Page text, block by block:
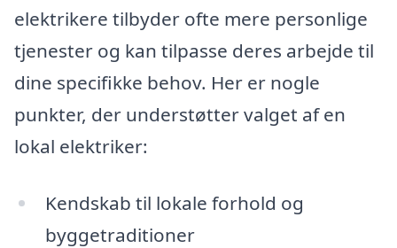
elektrikere tilbyder ofte mere personlige
tjenester og kan tilpasse deres arbejde til
dine specifikke behov. Her er nogle
punkter, der understøtter valget af en
lokal elektriker:
Kendskab til lokale forhold og
byggetraditioner